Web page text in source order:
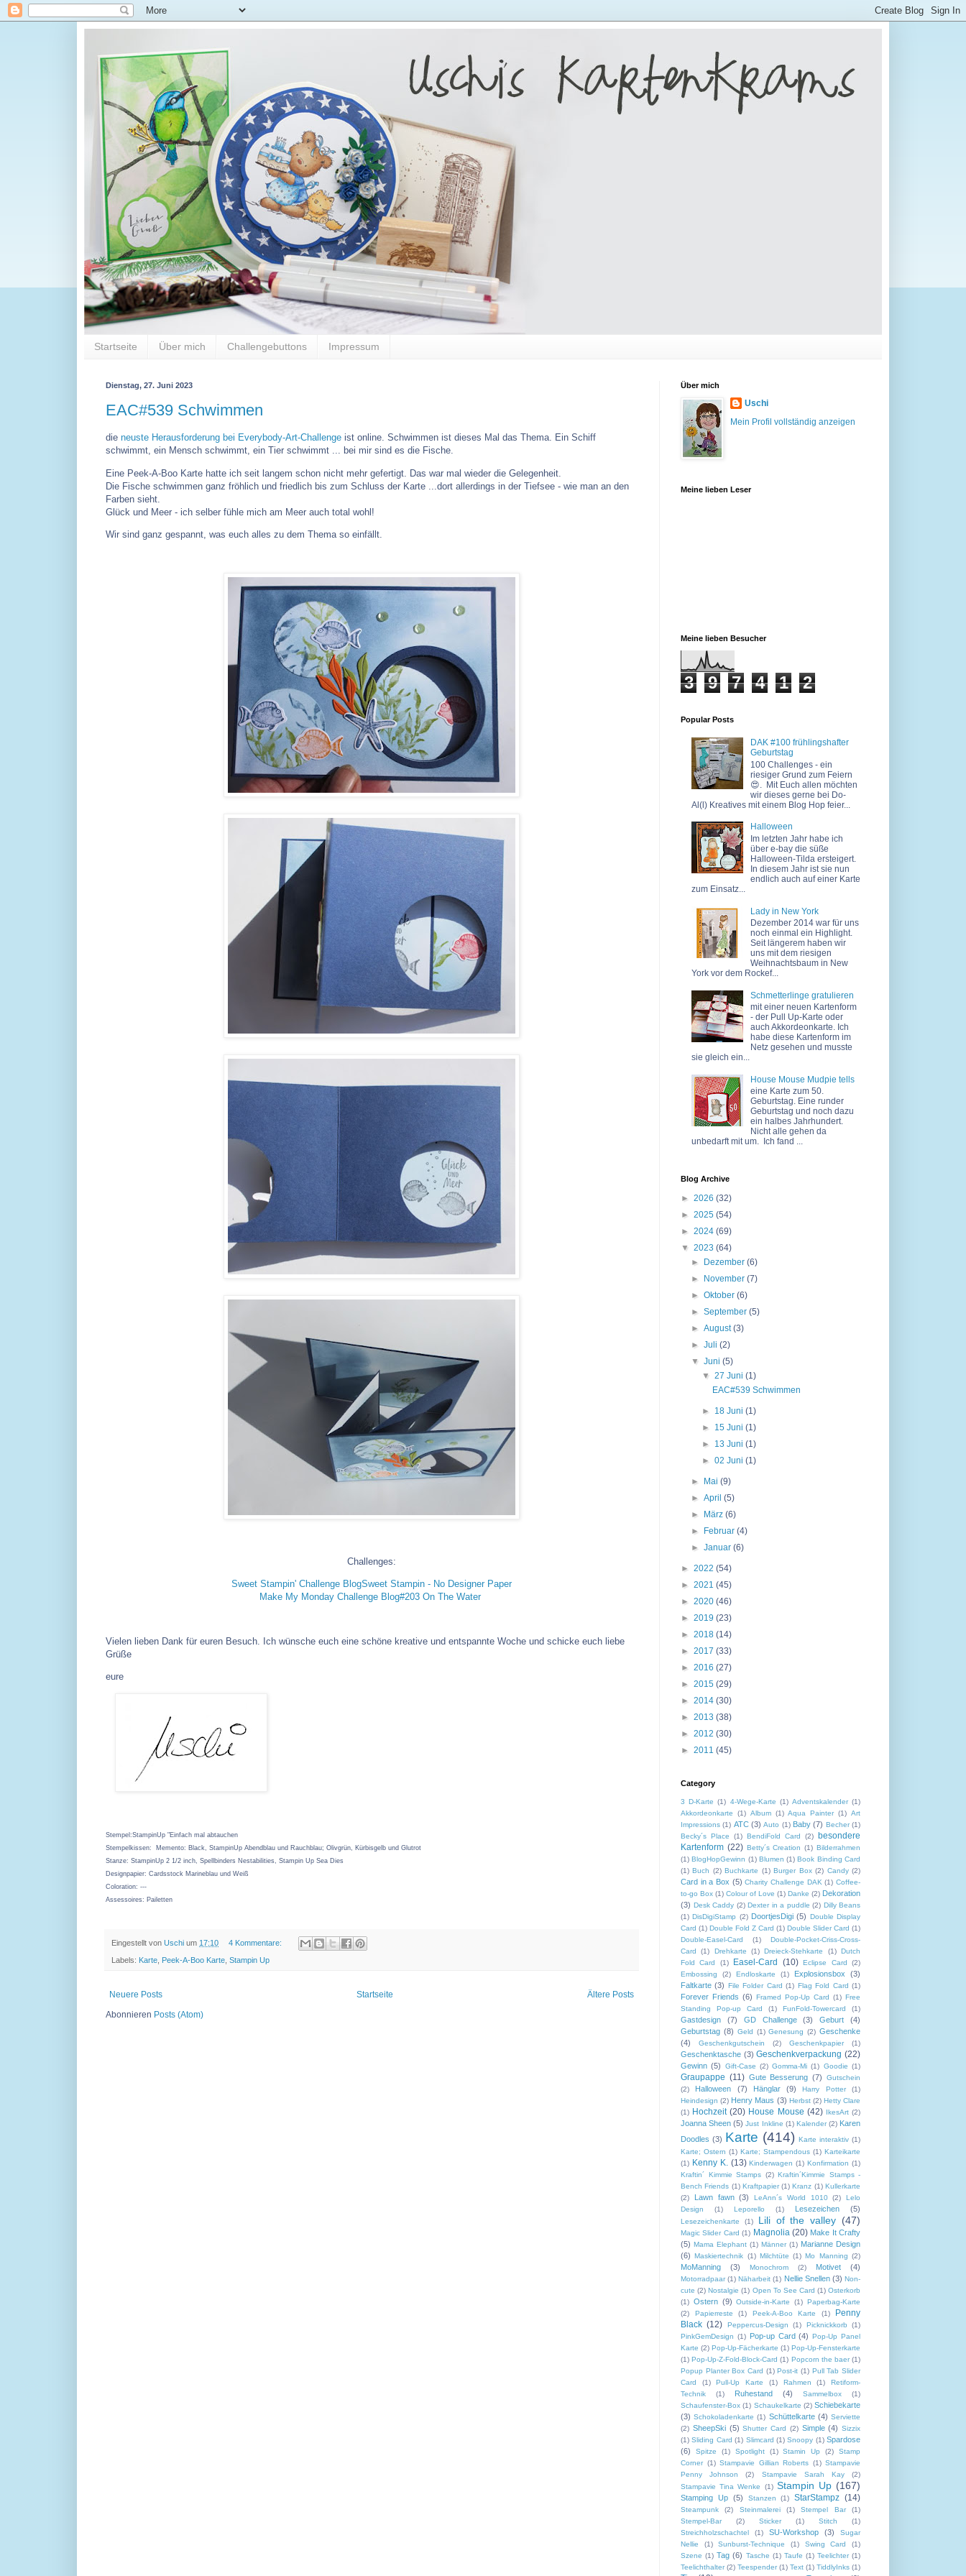
Startseite Über mich Challengebuttons Impressum
Dienstag, 27. Juni 2023
EAC#539 Schwimmen
die neuste Herausforderung bei Everybody-Art-Challenge ist online. Schwimmen ist dieses Mal das Thema. Ein Schiff
schwimmt, ein Mensch schwimmt, ein Tier schwimmt ... bei mir sind es die Fische.
Eine Peek-A-Boo Karte hatte ich seit langem schon nicht mehr gefertigt. Das war mal wieder die Gelegenheit.
Die Fische schwimmen ganz fröhlich und friedlich bis zum Schluss der Karte ...dort allerdings in der Tiefsee - wie man an den
Farben sieht.
Glück und Meer - ich selber fühle mich am Meer auch total wohl!
Wir sind ganz gespannt, was euch alles zu dem Thema so einfällt.
Challenges:
Sweet Stampin' Challenge BlogSweet Stampin - No Designer Paper
Make My Monday Challenge Blog#203 On The Water
Vielen lieben Dank für euren Besuch. Ich wünsche euch eine schöne kreative und entspannte Woche und schicke euch liebe
Grüße
eure
Stempel:StampinUp "Einfach mal abtauchen
Stempelkissen: Memento: Black, StampinUp Abendblau und Rauchblau; Olivgrün, Kürbisgelb und Glutrot
Stanze: StampinUp 2 1/2 inch, Spellbinders Nestabilities, Stampin Up Sea Dies
Designpapier: Cardsstock Marineblau und Weiß
Coloration: ---
Assessoires: Pailetten
Eingestellt von Uschi um 17:10 4 Kommentare:
Labels: Karte Peek-A-Boo Karte Stampin Up
Neuere Posts Ältere Posts
Startseite
Abonnieren Posts (Atom)
Über mich
Uschi
Mein Profil vollständig anzeigen
Meine lieben Leser
Meine lieben Besucher
3 9 7 4 1 2
Popular Posts
DAK #100 frühlingshafter
Geburtstag
100 Challenges - ein
riesiger Grund zum Feiern
😍. Mit Euch allen möchten
wir dieses gerne bei Do-
Al(l) Kreatives mit einem Blog Hop feier...
Halloween
Im letzten Jahr habe ich
über e-bay die süße
Halloween-Tilda ersteigert.
In diesem Jahr ist sie nun
endlich auch auf einer Karte
zum Einsatz...
Lady in New York
Dezember 2014 war für uns
noch einmal ein Highlight.
Seit längerem haben wir
uns mit dem riesigen
Weihnachtsbaum in New
York vor dem Rockef...
Schmetterlinge gratulieren
mit einer neuen Kartenform
- der Pull Up-Karte oder
auch Akkordeonkarte. Ich
habe diese Kartenform im
Netz gesehen und musste
sie gleich ein...
House Mouse Mudpie tells
eine Karte zum 50.
Geburtstag. Eine runder
Geburtstag und noch dazu
ein halbes Jahrhundert.
Nicht alle gehen da
unbedarft mit um. Ich fand ...
Blog Archive
► 2026 (32)
► 2025 (54)
► 2024 (69)
▼ 2023 (64)
► Dezember(6)
► November(7)
►Oktober(6)
►September(5)
►August(3)
►Juli(2)
▼Juni(5)
▼ 27 Juni (1)
EAC#539 Schwimmen
► 18 Juni (1)
► 15 Juni (1)
► 13 Juni (1)
► 02 Juni (1)
► Mai(9)
►April(5)
► März(6)
► Februar(4)
►Januar(6)
► 2022 (54)
► 2021 (45)
► 2020 (46)
► 2019 (23)
► 2018 (14)
► 2017 (33)
► 2016 (27)
► 2015 (29)
► 2014 (30)
► 2013 (38)
► 2012 (30)
► 2011 (45)
Category
3 D-Karte (1) 4-Wege-Karte (1) Adventskalender (1)
Akkordeonkarte
(1) Album (1) Aqua Painter (1) Art
Impressions (1) ATC (3) Auto (1) Baby (7) Becher (1)
Becky´s Place
(1) BendiFold Card (2) besondere
Kartenform (22) Betty´s Creation (1) Bilderrahmen
(1) BlogHopGewinn (1) Blumen (1) Book Binding Card
(1) Buch (2) Buchkarte (1) Burger Box (2) Candy (2)
Card in a Box (5) Charity Challenge DAK (1) Coffee-
to-go Box (1) Colour of Love (1) Danke (2) Dekoration
(3) Desk Caddy (2) Dexter in a puddle (2) Dilly Beans
(1) DisDigiStamp (2) DoortjesDigi (5) Double Display
Card (1) Double Fold Z Card (1) Double Slider Card (1)
Double-Easel-Card
(1)
Double-Pocket-Criss-Cross-
Card
(1) Drehkarte (1) Dreieck-Stehkarte (1) Dutch
Fold Card
(1) Easel-Card (10) Eclipse Card
(2)
Embossing
(2) Endloskarte (1) Explosionsbox
(3)
Faltkarte (3) File Folder Card (1) Flag Fold Card (1)
Forever Friends (6) Framed Pop-Up Card (1) Free
Standing Pop-up Card
(1) FunFold-Towercard (1)
Gastdesign (7) GD Challenge (3) Geburt
(4)
Geburtstag (8) Geld (1) Genesung (2) Geschenke
(4)
Geschenkgutschein (2) Geschenkpapier (1)
Geschenktasche (3) Geschenkverpackung (22)
Gewinn (5) Gift-Case (2) Gomma-Mi (1) Goodie (1)
Graupappe (11) Gute Besserung (7)
Gutschein
(2)
Halloween (7) Hänglar (9) Harry Potter
(1)
Heindesign (2) Henry Maus (3) Herbst (2) Hetty Clare
(1) Hochzeit (20) House Mouse (42) IkesArt (2)
Joanna Sheen (5) Just Inkline (1) Kalender (2) Karen
Doodles (3) Karte (414) Karte interaktiv (1)
Karte; Ostern (1) Karte; Stampendous (1) Karteikarte
(1) Kenny K. (13) Kinderwagen (1) Konfirmation (1)
Kraftin´ Kimmie Stamps (2) Kraftin´Kimmie Stamps -
Bench Friends (1) Kraftpapier (1) Kranz (1) Kullerkarte
(2)
Lawn fawn (3) LeAnn´s World 1010 (2)
Lelo
Design
(1) Leporello (1) Lesezeichen (5)
Lesezeichenkarte (1) Lili of the valley (47)
Magic Slider Card (1) Magnolia (20) Make It Crafty
(5) Mama Elephant (1) Männer (1) Marianne Design
(6) Maskiertechnik (1) Milchtüte (1) Mo Manning (2)
MoManning (3) Monochrom (2) Motivet (4)
Motorradpaar (1) Näharbeit (1) Nellie Snellen (3) Non-
cute (2) Nostalgie (1) Open To See Card (1) Osterkorb
(1) Ostern (9) Outside-in-Karte (1) Paperbag-Karte
(2)
Papierreste (1) Peek-A-Boo Karte (1)
Penny
Black (12) Peppercus-Design (1) Picknickkorb
(1)
PinkGemDesign (1) Pop-up Card (4) Pop-Up Panel
Karte (2) Pop-Up-Fächerkarte (1) Pop-Up-Fensterkarte
(1) Pop-Up-Z-Fold-Block-Card (1) Popcorn the baer (1)
Popup Planter Box Card (1) Post-it (1) Pull Tab Slider
Card
(1) Pull-Up Karte (1) Rahmen (1)
Retiform-
Technik
(1) Ruhestand (4) Sammelbox
(1)
Schaufenster-Box (1) Schaukelkarte (2) Schiebekarte
(3) Schokoladenkarte (1) Schüttelkarte (4) Serviette
(2) SheepSki (5) Shutter Card (2) Simple (4) Sizzix
(1) Sliding Card (1) Slimcard (1) Snoopy (1) Spardose
(6)
Spitze (1) Spotlight (1) Stamin Up (2)
Stamp
Corner (1) Stampavie Gillian Roberts (1) Stampavie
Penny Johnson
(2) Stampavie Sarah Kay
(2)
Stampavie Tina Wenke
(1) Stampin Up (167)
Stamping Up (5) Stanzen (1) StarStampz (14)
Steampunk (2) Steinmalerei (1) Stempel Bar
(1)
Stempel-Bar
(2) Sticker (1) Stitch
(1)
Streichholzschachtel
(1) SU-Workshop (3)
Sugar
Nellie
(1) Sunburst-Technique (1) Swing Card
(1)
Szene (1) Tag (6) Tasche (1) Taufe (1) Teelichter (1)
Teelichthalter (2) Teespender (1) Text (1) TiddlyInks (1)